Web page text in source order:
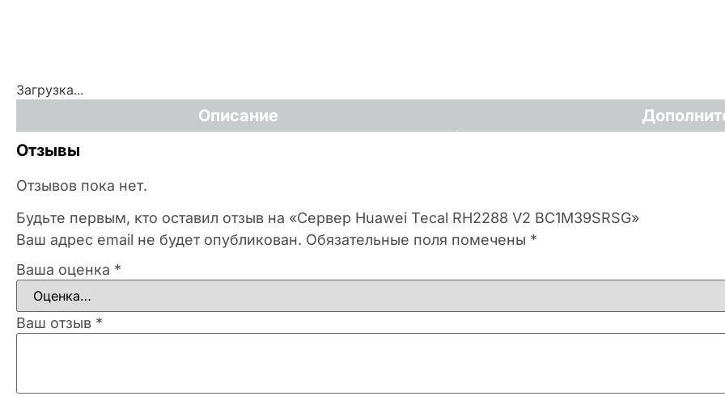
Загрузка...
Описание
Отзывы
Отзывов пока нет.
Будьте первым, кто оставил отзыв на «Сервер Huawei Tecal RH2288 V2 BC1M39SRSG»
Ваш адрес email не будет опубликован. Обязательные поля помечены *
Ваша оценка *
Ваш отзыв *